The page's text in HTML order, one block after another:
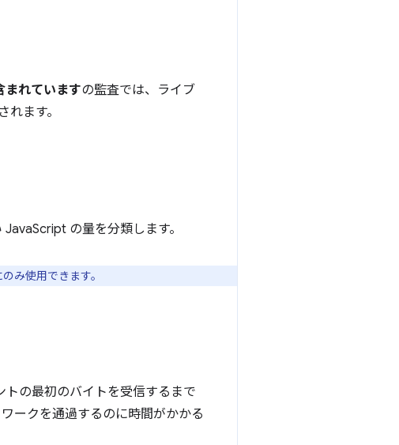
れていますの監査では、ライブ
ます。
の量を分類します。
み使用できます。
の最初のバイトを受信するまで
ークを通過するのに時間がかかる